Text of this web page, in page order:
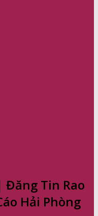
Đăng Tin Rao
Hải Phòng